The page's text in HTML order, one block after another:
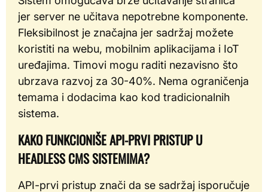
jer server ne učitava nepotrebne komponente.
Fleksibilnost je značajna jer sadržaj možete
koristiti na webu, mobilnim aplikacijama i IoT
uređajima. Timovi mogu raditi nezavisno što
ubrzava razvoj za 30-40%. Nema ograničenja
temama i dodacima kao kod tradicionalnih
sistema.
KAKO FUNKCIONIŠE API-PRVI PRISTUP U
HEADLESS CMS SISTEMIMA?
API-prvi pristup znači da se sadržaj isporučuje